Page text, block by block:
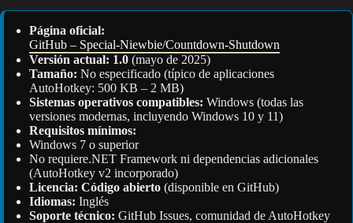
Página oficial:
GitHub – Special-Niewbie/Countdown-Shutdown
Versión actual: 1.0 (mayo de 2025)
Tamaño: No especificado (típico de aplicaciones
AutoHotkey: 500 KB – 2 MB)
Sistemas operativos compatibles: Windows (todas las
versiones modernas, incluyendo Windows 10 y 11)
Requisitos mínimos:
Windows 7 o superior
No requiere.NET Framework ni dependencias adicionales
(AutoHotkey v2 incorporado)
Licencia: Código abierto (disponible en GitHub)
Idiomas: Inglés
Soporte técnico: GitHub Issues, comunidad de AutoHotkey